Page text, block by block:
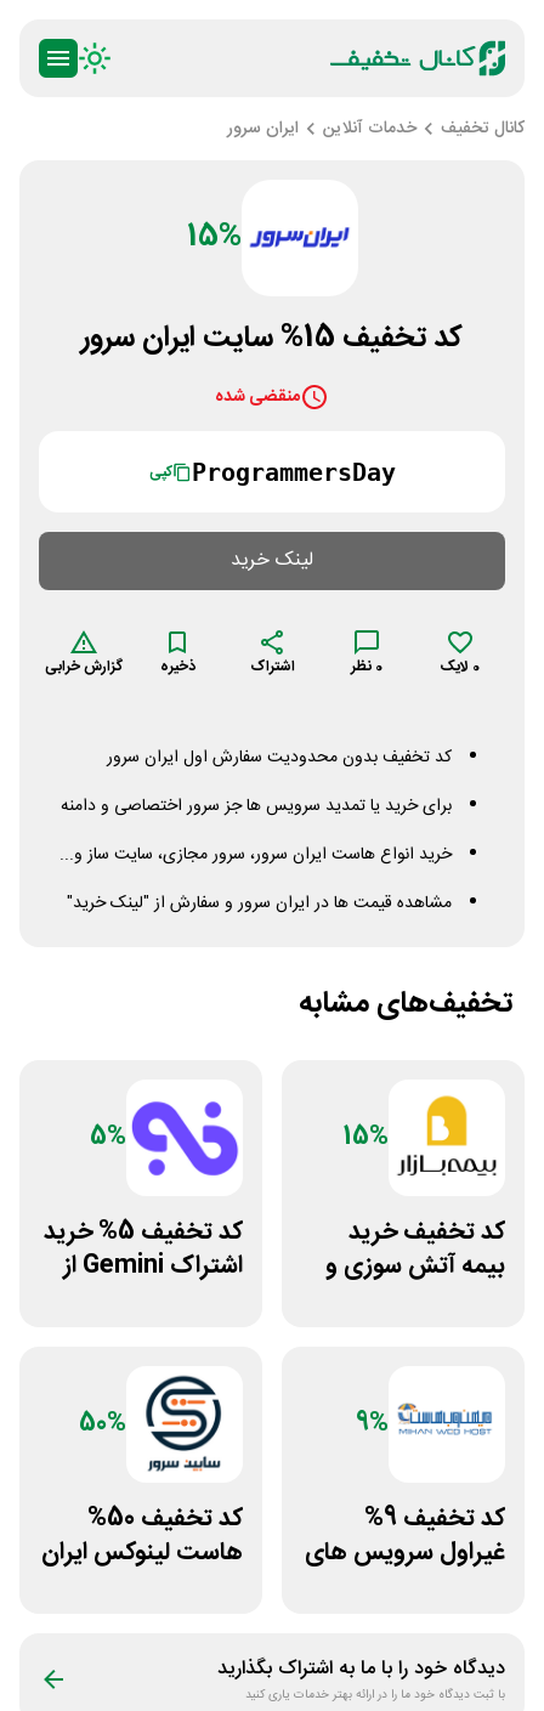
کانال تخفیف خدمات آنلاین ایران سرور
15%
کد تخفیف 15% سایت ایران سرور
منقضی شده
ProgrammersDay کپی
لینک خرید
0 لایک 0 نظر اشتراک ذخیره گزارش خرابی
کد تخفیف بدون محدودیت سفارش اول ایران سرور
برای خرید یا تمدید سرویس ها جز سرور اختصاصی و دامنه
خرید انواع هاست ایران سرور، سرور مجازی، سایت ساز و...
مشاهده قیمت ها در ایران سرور و سفارش از "لینک خرید"
تخفیف‌های مشابه
15%
کد تخفیف خرید
بیمه آتش سوزی و
5%
کد تخفیف 5% خرید
اشتراک Gemini از
9%
کد تخفیف 9%
غیراول سرویس های
50%
کد تخفیف 50%
هاست لینوکس ایران
دیدگاه خود را با ما به اشتراک بگذارید
با ثبت دیدگاه خود ما را در ارائه بهتر خدمات یاری کنید